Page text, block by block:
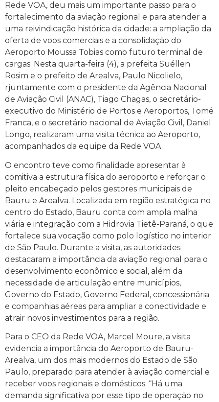
Rede VOA, deu mais um importante passo para o
fortalecimento da aviação regional e para atender a
uma reivindicação histórica da cidade: a ampliação da
oferta de voos comerciais e a consolidação do
Aeroporto Moussa Tobias como futuro terminal de
cargas. Nesta quarta-feira (4), a prefeita Suéllen
Rosim e o prefeito de Arealva, Paulo Nicolielo,
rjuntamente com o presidente da Agência Nacional
de Aviação Civil (ANAC), Tiago Chagas, o secretário-
executivo do Ministério de Portos e Aeroportos, Tomé
Franca, e o secretário nacional de Aviação Civil, Daniel
Longo, realizaram uma visita técnica ao Aeroporto,
acompanhados da equipe da Rede VOA.
O encontro teve como finalidade apresentar à
comitiva a estrutura física do aeroporto e reforçar o
pleito encabeçado pelos gestores municipais de
Bauru e Arealva. Localizada em região estratégica no
centro do Estado, Bauru conta com ampla malha
viária e integração com a Hidrovia Tietê-Paraná, o que
fortalece sua vocação como polo logístico no interior
de São Paulo. Durante a visita, as autoridades
destacaram a importância da aviação regional para o
desenvolvimento econômico e social, além da
necessidade de articulação entre municípios,
Governo do Estado, Governo Federal, concessionária
e companhias aéreas para ampliar a conectividade e
atrair novos investimentos para a região.
Para o CEO da Rede VOA, Marcel Moure, a visita
evidencia a importância do Aeroporto de Bauru-
Arealva, um dos mais modernos do Estado de São
Paulo, preparado para atender à aviação comercial e
receber voos regionais e domésticos. “Há uma
demanda significativa por esse tipo de operação no